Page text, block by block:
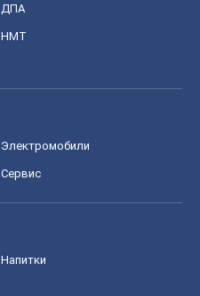
ДПА
НМТ
Электромобили
Сервис
Напитки